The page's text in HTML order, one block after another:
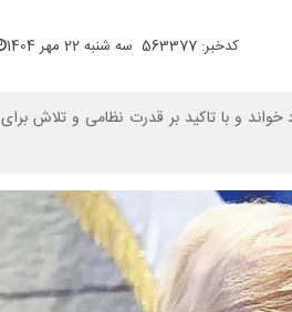
کدخبر: 563377 سه شنبه 22 مهر 1404
و با تاکید بر قدرت نظامی و تلاش برای